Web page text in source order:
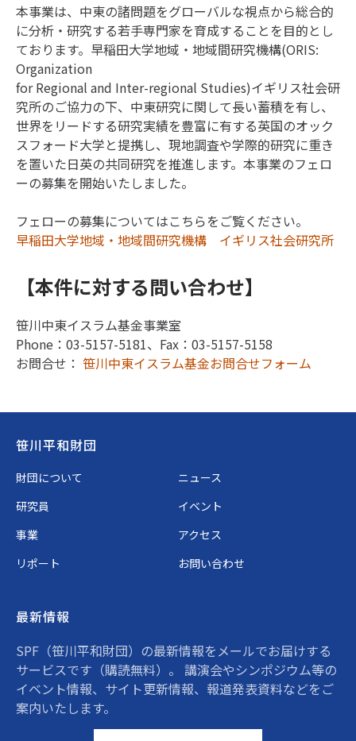
本事業は、中東の諸問題をグローバルな視点から総合的
に分析・研究する若手専門家を育成することを目的とし
ております。早稲田大学地域・地域間研究機構(ORIS:
Organization
for Regional and Inter-regional Studies)イギリス社会研
究所のご協力の下、中東研究に関して長い蓄積を有し、
世界をリードする研究実績を豊富に有する英国のオック
スフォード大学と提携し、現地調査や学際的研究に重き
を置いた日英の共同研究を推進します。本事業のフェロ
ーの募集を開始いたしました。
フェローの募集についてはこちらをご覧ください。
早稲田大学地域・地域間研究機構 イギリス社会研究所
【本件に対する問い合わせ】
笹川中東イスラム基金事業室
Phone：03-5157-5181、Fax：03-5157-5158
お問合せ： 笹川中東イスラム基金お問合せフォーム
Footer
笹川平和財団
財団について
ニュース
研究員
イベント
事業
アクセス
リポート
お問い合わせ
最新情報
SPF（笹川平和財団）の最新情報をメールでお届けする
サービスです（購読無料）。 講演会やシンポジウム等の
イベント情報、サイト更新情報、報道発表資料などをご
案内いたします。